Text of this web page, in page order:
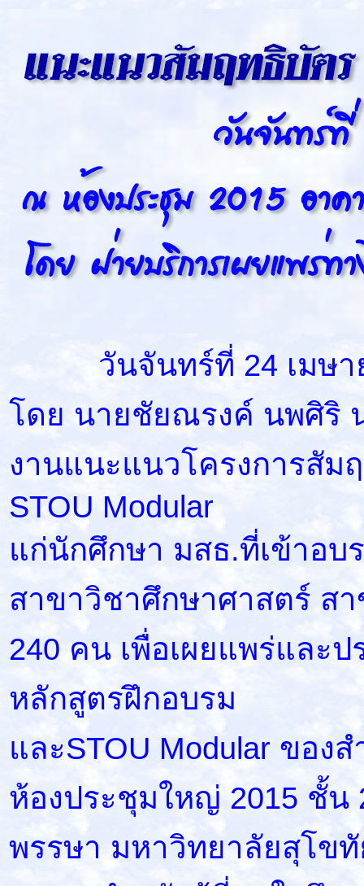
วันจันทร์ที่ 24 เมษายน
โดย นายชัยณรงค์ นพศิริ
งานแนะแนวโครงการสัม
STOU Modular
แก่นักศึกษา มสธ.ที่เข้าอ
สาขาวิชาศึกษาศาสตร์ ส
240 คน เพื่อเผยแพร่และ
หลักสูตรฝึกอบรม
และSTOU Modular ของ
ห้องประชุมใหญ่ 2015 ชั้น
พรรษา มหาวิทยาลัยสุโข